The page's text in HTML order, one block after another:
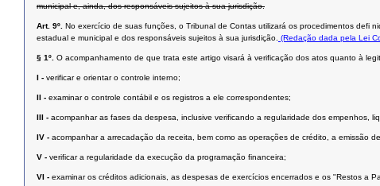
municipal e, ainda, dos responsáveis sujeitos à sua jurisdição.
Art. 9º. No exercício de suas funções, o Tribunal de Contas utilizará os procedimentos defi
estadual e municipal e dos responsáveis sujeitos à sua jurisdição. (Redação dada pela Lei
§ 1º. O acompanhamento de que trata este artigo visará à verificação dos atos quanto à
I - verificar e orientar o controle interno;
II - examinar o controle contábil e os registros a ele correspondentes;
III - acompanhar as fases da despesa, inclusive verificando a regularidade dos empenhos,
IV - acompanhar a arrecadação da receita, bem como as operações de crédito, a emissão
V - verificar a regularidade da execução da programação financeira;
VI - examinar os créditos adicionais, as despesas de exercícios encerrados e os "Restos a